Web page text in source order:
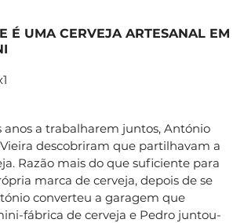
É UMA CERVEJA ARTESANAL EM
anos a trabalharem juntos, António
descobriram que partilhavam a
Razão mais do que suficiente para
marca de cerveja, depois de se
converteu a garagem que
fábrica de cerveja e Pedro juntou-